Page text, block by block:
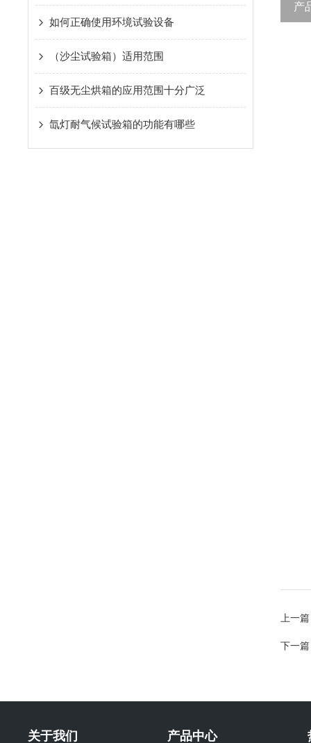
如何正确使用环境试验设备
（沙尘试验箱）适用范围
百级无尘烘箱的应用范围十分广泛
氙灯耐气候试验箱的功能有哪些
产
上一
下一
关于我们 产品中心